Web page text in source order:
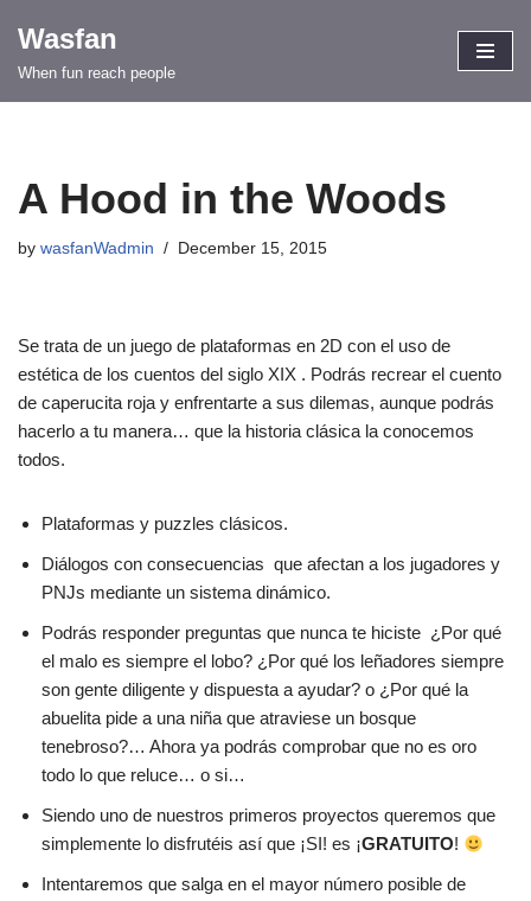
Skip
Wasfan
When fun reach people
A Hood in the Woods
by wasfanWadmin December 15, 2015
Se trata de un juego de plataformas en 2D con el uso de
estética de los cuentos del siglo XIX . Podrás recrear el cuento
de caperucita roja y enfrentarte a sus dilemas, aunque podrás
hacerlo a tu manera… que la historia clásica la conocemos
todos.
Plataformas y puzzles clásicos.
Diálogos con consecuencias que afectan a los jugadores y
PNJs mediante un sistema dinámico.
Podrás responder preguntas que nunca te hiciste ¿Por qué
el malo es siempre el lobo? ¿Por qué los leñadores siempre
son gente diligente y dispuesta a ayudar? o ¿Por qué la
abuelita pide a una niña que atraviese un bosque
tenebroso?… Ahora ya podrás comprobar que no es oro
todo lo que reluce… o si…
Siendo uno de nuestros primeros proyectos queremos que
simplemente lo disfrutéis así que ¡SI! es ¡GRATUITO!
Intentaremos que salga en el mayor número posible de